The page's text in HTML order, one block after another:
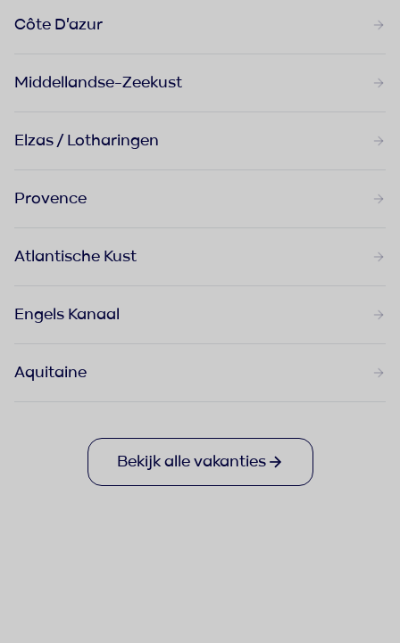
Côte D'azur
Middellandse-Zeekust
Elzas / Lotharingen
Provence
Atlantische Kust
Engels Kanaal
Aquitaine
Bekijk alle vakanties